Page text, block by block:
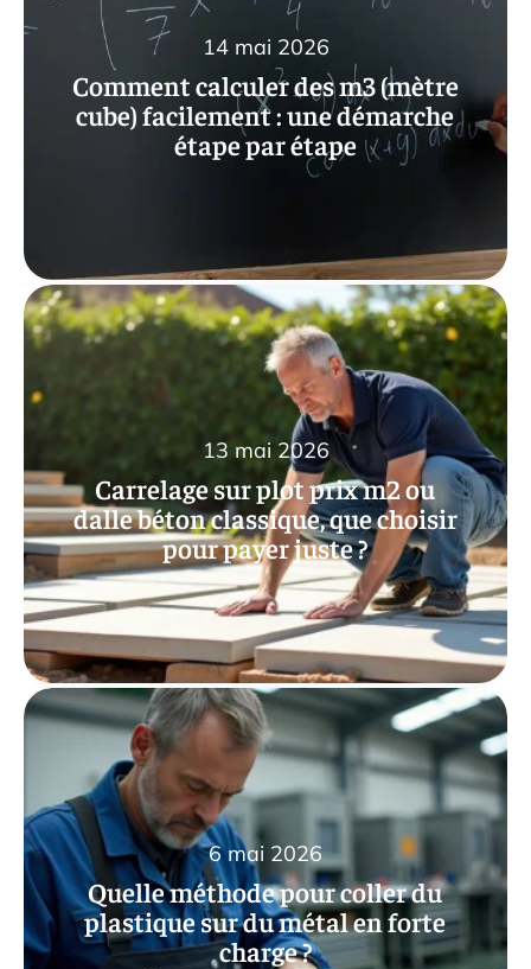
Comment calculer des m3 (mètre
cube) facilement : une démarche
étape par étape
14 mai 2026
Carrelage sur plot prix m2 ou
dalle béton classique, que choisir
pour payer juste ?
13 mai 2026
Quelle méthode pour coller du
plastique sur du métal en forte
charge ?
6 mai 2026